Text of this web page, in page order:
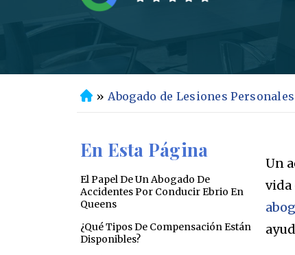
In » Abogado de Lesiones
En Esta Página
El Papel De Un Abogado De
Accidentes Por Conducir Ebrio En
Queens
¿Qué Tipos De Compensación Están
Disponibles?
Un
vida